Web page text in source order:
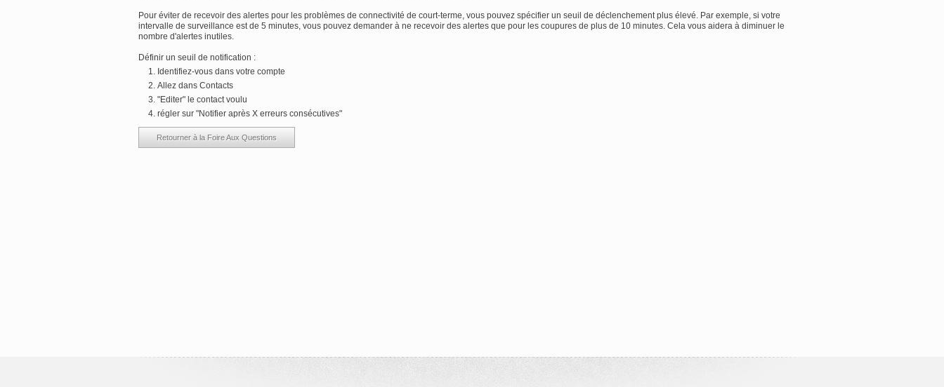
Pour éviter de recevoir des alertes pour les problèmes de connectivité de court-terme, vous pouvez spécifier un seuil de déclenchement plus élevé. Par exemple, si votre
intervalle de surveillance est de 5 minutes, vous pouvez demander à ne recevoir des alertes que pour les coupures de plus de 10 minutes. Cela vous aidera à diminuer le
nombre d'alertes inutiles.
Définir un seuil de notification :
Identifiez-vous dans votre compte
Allez dans Contacts
"Editer" le contact voulu
régler sur "Notifier après X erreurs consécutives"
Retourner à la Foire Aux Questions